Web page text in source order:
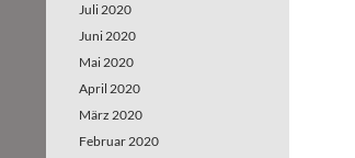
Juli 2020
Juni 2020
Mai 2020
April 2020
März 2020
Februar 2020